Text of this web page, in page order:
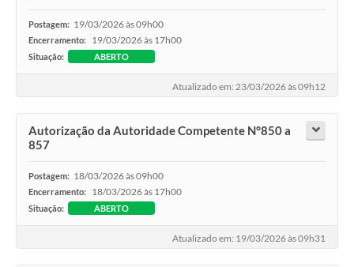
Postagem: 19/03/2026 às 09h00
Encerramento: 19/03/2026 às 17h00
Situação: ABERTO
Atualizado em: 23/03/2026 às 09h12
Autorização da Autoridade Competente N°850 a
857
Postagem: 18/03/2026 às 09h00
Encerramento: 18/03/2026 às 17h00
Situação: ABERTO
Atualizado em: 19/03/2026 às 09h31